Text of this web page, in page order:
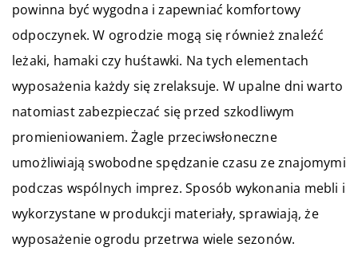
powinna być wygodna i zapewniać komfortowy
odpoczynek. W ogrodzie mogą się również znaleźć
leżaki, hamaki czy huśtawki. Na tych elementach
wyposażenia każdy się zrelaksuje. W upalne dni warto
natomiast zabezpieczać się przed szkodliwym
promieniowaniem. Żagle przeciwsłoneczne
umożliwiają swobodne spędzanie czasu ze znajomymi
podczas wspólnych imprez. Sposób wykonania mebli i
wykorzystane w produkcji materiały, sprawiają, że
wyposażenie ogrodu przetrwa wiele sezonów.